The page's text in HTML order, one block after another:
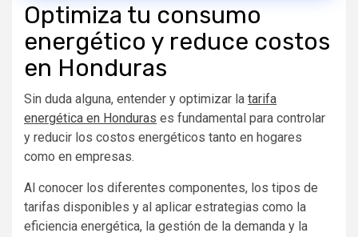
Optimiza tu consumo
energético y reduce costos
en Honduras
Sin duda alguna, entender y optimizar la tarifa
energética en Honduras es fundamental para controlar
y reducir los costos energéticos tanto en hogares
como en empresas.
Al conocer los diferentes componentes, los tipos de
tarifas disponibles y al aplicar estrategias como la
eficiencia energética, la gestión de la demanda y la